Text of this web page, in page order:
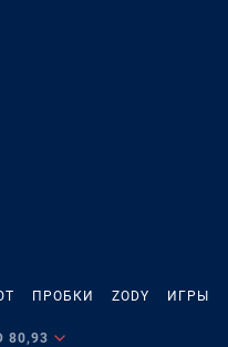
ПРОБКИ ZODY ИГРЫ
80,93